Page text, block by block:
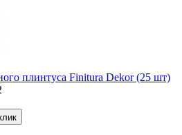
плинтуса Finitura Dekor (25 шт)